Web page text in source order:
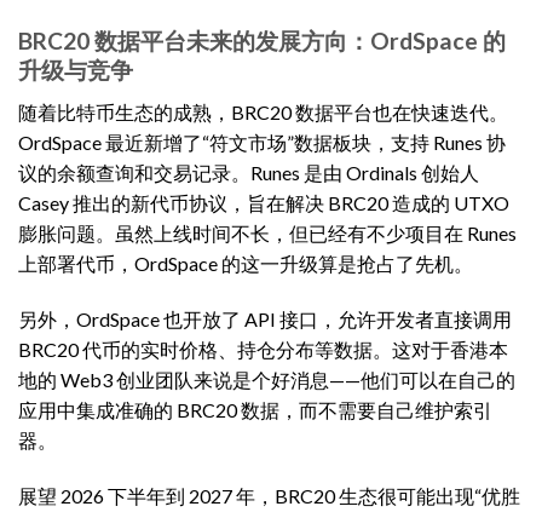
BRC20 数据平台未来的发展方向：OrdSpace 的
升级与竞争
随着比特币生态的成熟，BRC20 数据平台也在快速迭代。
OrdSpace 最近新增了“符文市场”数据板块，支持 Runes 协
议的余额查询和交易记录。Runes 是由 Ordinals 创始人
Casey 推出的新代币协议，旨在解决 BRC20 造成的 UTXO
膨胀问题。虽然上线时间不长，但已经有不少项目在 Runes
上部署代币，OrdSpace 的这一升级算是抢占了先机。
另外，OrdSpace 也开放了 API 接口，允许开发者直接调用
BRC20 代币的实时价格、持仓分布等数据。这对于香港本
地的 Web3 创业团队来说是个好消息——他们可以在自己的
应用中集成准确的 BRC20 数据，而不需要自己维护索引
器。
展望 2026 下半年到 2027 年，BRC20 生态很可能出现“优胜